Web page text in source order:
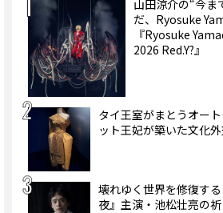
山田涼介の“今ま
だ、Ryosuke
『Ryosuke
2026 Red.Y?』
タイ王室がまとうオー
ット王妃が築いた文化
壊れゆく世界を修復す
夜』主演・池松壮亮の